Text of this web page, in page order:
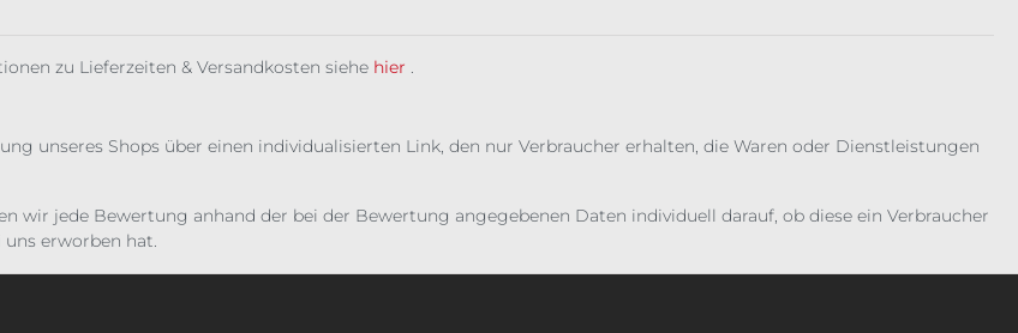
zu Lieferzeiten & Versandkosten siehe hier .
unseres Shops über einen individualisierten Link, den nur Verbraucher erhalten, die Waren oder Dienstleistungen
jede Bewertung anhand der bei der Bewertung angegebenen Daten individuell darauf, ob diese ein Verbraucher
erworben hat.